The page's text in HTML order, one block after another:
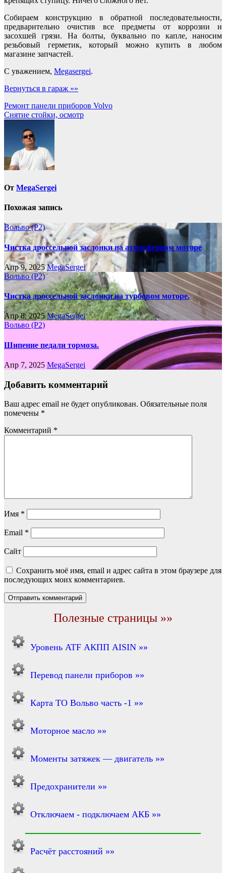
Собираем конструкцию в обратной последовательности,
предварительно очистив все предметы от коррозии и
засохшей грязи. На болты, буквально по капле, наносим
резьбовый герметик, который можно купить в любом
магазине запчастей.
С уважением, Megasergei.
Вернуться в гараж »»
Навигация
по
записям
Ремонт панели приборов Volvo
Снятие стойки, осмотр
От MegaSergei
Похожая запись
Вольво (P2)
Чистка дроссельной заслонки на атмосферном моторе
Апр 9, 2025MegaSergei
Вольво (P2)
Чистка дроссельной заслонки на турбовом моторе.
Апр 8, 2025MegaSergei
Вольво (P2)
Шипение педали тормоза.
Апр 7, 2025 MegaSergei
Добавить комментарий
Ваш адрес email не будет опубликован. Обязательные поля
помечены *
Комментарий *
Имя *
Email *
Сайт
Сохранить моё имя, email и адрес сайта в этом браузере для
последующих моих комментариев.
Полезные страницы »»
Уровень ATF АКПП AISIN »»
Перевод панели приборов »»
Карта ТО Вольво часть -1 »»
Моторное масло »»
Моменты затяжек — двигатель »»
Предохранители »»
Отключаем - подключаем АКБ »»
Расчёт расстояний »»